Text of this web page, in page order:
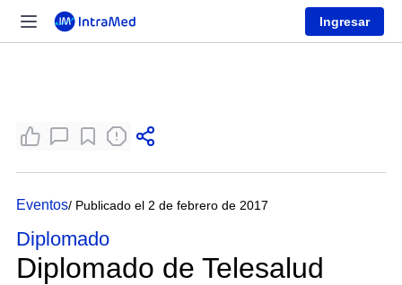
Ingresar
Eventos/ Publicado el 2 de febrero de 2017
Diplomado
Diplomado de Telesalud